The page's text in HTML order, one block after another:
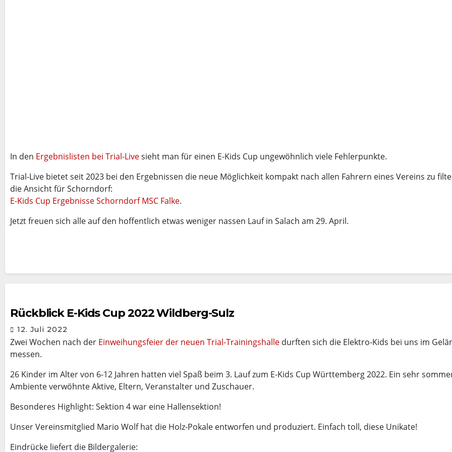
In den Ergebnislisten bei Trial-Livesieht man für einen E-Kids Cup ungewöhnlich viele Fehlerpunkte.
Trial-Live bietet seit 2023 bei den Ergebnissen die neue Möglichkeit kompakt nach allen Fahrern eines Vereins zu
die Ansicht für Schorndorf:
E-Kids Cup Ergebnisse Schorndorf MSC Falke.
Jetzt freuen sich alle auf den hoffentlich etwas weniger nassen Lauf in Salach am 29. April.
Rückblick E-Kids Cup 2022 Wildberg-Sulz
12. Juli 2022
Zwei Wochen nach der Einweihungsfeier der neuen Trial-Trainingshalle durften sich die Elektro-Kids bei uns im
messen.
26 Kinder im Alter von 6-12 Jahren hatten viel Spaß beim 3. Lauf zum E-Kids Cup Württemberg 2022. Ein sehr
Ambiente verwöhnte Aktive, Eltern, Veranstalter und Zuschauer.
Besonderes Highlight: Sektion 4 war eine Hallensektion!
Unser Vereinsmitglied Mario Wolf hat die Holz-Pokale entworfen und produziert. Einfach toll, diese Unikate!
Eindrücke liefert die Bildergalerie: